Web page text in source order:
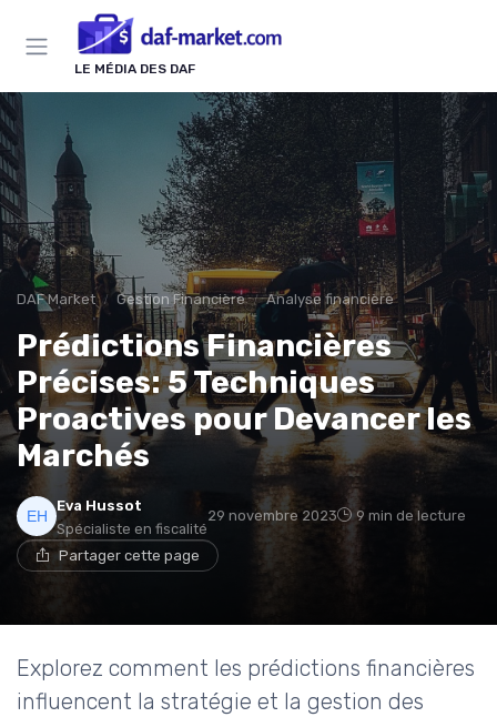
LE MÉDIA DES DAF
DAF Market Gestion Financière Analyse financière
Prédictions Financières
Précises: 5 Techniques
Proactives pour Devancer les
Marchés
Eva Hussot
Spécialiste en fiscalité
29 novembre 2023 9 min de lecture
Partager cette page
Explorez comment les prédictions financières
influencent la stratégie et la gestion des
Panneau de gestion des cookies